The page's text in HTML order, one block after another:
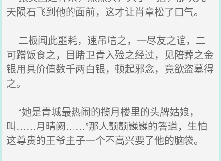
天陨石飞到他的面前，这才让肖章松了口气。
二板闻此噩耗，速吊唁之，一尽友之谊，二
可蹭饭食之，目睹卫青入殓之经过，见陪葬之金
银用具价值数千两白银，顿起邪念，竟欲盗墓得
之。
“她是青城最热闹的揽月楼里的头牌姑娘，
叫……月晴阙……”那人颤颤巍巍的答道，生怕
这尊贵的王爷主子一个不高兴要了他的脑袋。